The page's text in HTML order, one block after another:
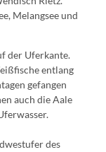
Melangsee und
der Uferkante.
entlang
gefangen
auch die Aale
des